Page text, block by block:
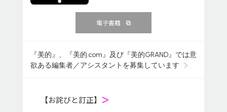
電子書籍
『美的』、『美的.com』及び『美的GRAND』では意
欲ある編集者／アシスタントを募集しています
【お詫びと訂正】 ＞